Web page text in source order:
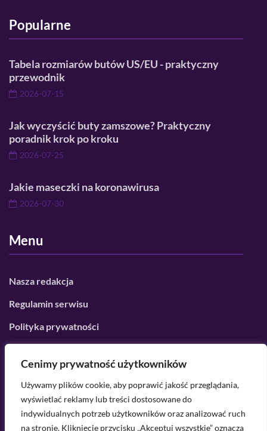
Cenimy prywatność użytkowników
Używamy plików cookie, aby poprawić jakość przeglądania,
wyświetlać reklamy lub treści dostosowane do
indywidualnych potrzeb użytkowników oraz analizować ruch
na stronie. Kliknięcie przycisku „Akceptuj wszystkie” oznacza
Popularne
Tabela rozmiarów butów US/EU - praktyczny
przewodnik
2026-07-15
Jak wyczyścić buty zamszowe? Praktyczny
poradnik krok po kroku
2026-07-25
Jakie maseczki na koronawirusa
2026-07-30
Menu
Nasza redakcja
Regulamin serwisu
Polityka prywatności
Najnowsze